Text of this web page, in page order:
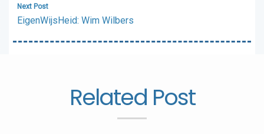
Next Post
EigenWijsHeid: Wim Wilbers
Related Post